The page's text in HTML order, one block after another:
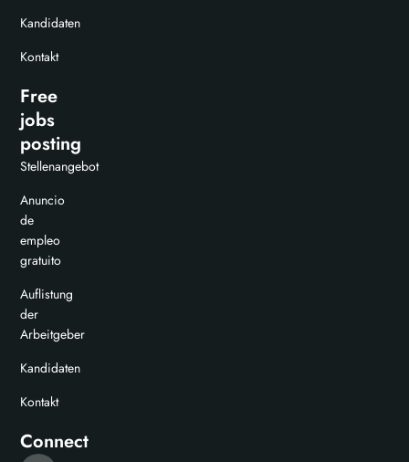
Kandidaten
Kontakt
Free
jobs
posting
Stellenangebot
Anuncio
de
empleo
gratuito
Auflistung
der
Arbeitgeber
Kandidaten
Kontakt
Connect